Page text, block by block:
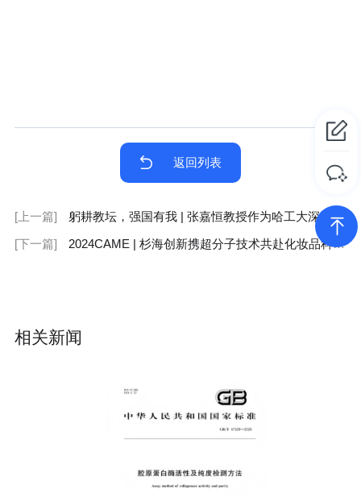
返回列表
[上一篇]
躬耕教坛，强国有我 | 张嘉恒教授作为哈工大深圳校区唯一代表在一校三区2024年教师节表彰会上做出发言
[下一篇]
2024CAME | 杉海创新携超分子技术共赴化妆品科技盛会
相关新闻